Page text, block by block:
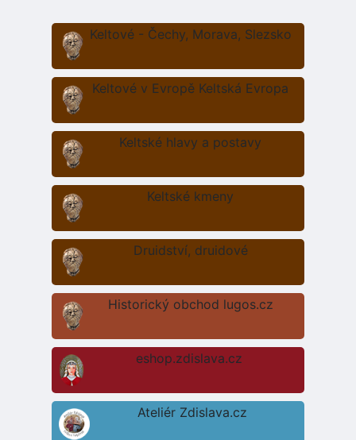
Keltové - Čechy, Morava, Slezsko
Keltové v Evropě Keltská Evropa
Keltské hlavy a postavy
Keltské kmeny
Druidství, druidové
Historický obchod lugos.cz
eshop.zdislava.cz
Ateliér Zdislava.cz